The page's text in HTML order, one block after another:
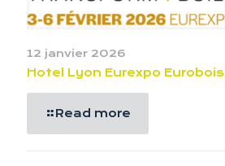
12 janvier 2026
Hotel Lyon Eurexpo Eurobois
Read more